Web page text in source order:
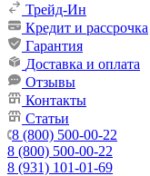
Трейд-Ин
Кредит и рассрочка
Гарантия
Доставка и оплата
Отзывы
Контакты
Статьи
8 (800) 500-00-22
8 (800) 500-00-22
8 (931) 101-01-69